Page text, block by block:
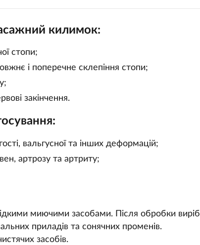
килимок:
стопи;
і поперечне склепіння стопи;
закінчення.
вальгусної та інших деформацій;
артрозу та артриту;
миючими засобами. Після обробки виріб
приладів та сонячних променів.
засобів.